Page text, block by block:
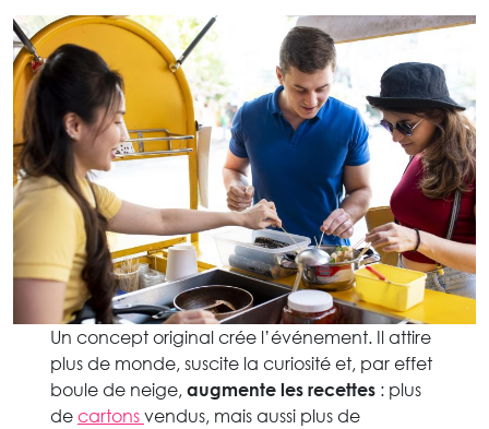
Un concept original crée l’événement. Il attire
plus de monde, suscite la curiosité et, par effet
boule de neige, augmente les recettes: plus
de cartons vendus, mais aussi plus de